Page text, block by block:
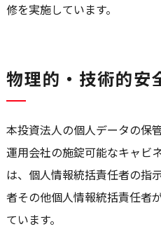
修を実施しています。
物理的・技術的安
本投資法人の個人データの保
運用会社の施錠可能なキャビ
は、個人情報統括責任者の指
者その他個人情報統括責任者
ています。